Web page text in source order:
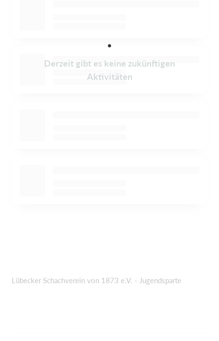
Derzeit gibt es keine zukünftigen
Aktivitäten
Lübecker Schachverein von 1873 e.V. - Jugendsparte